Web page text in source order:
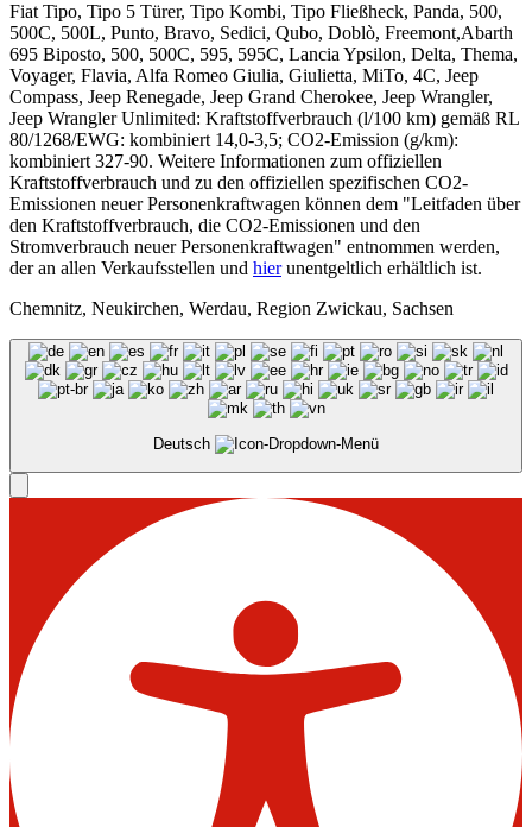
Fiat Tipo, Tipo 5 Türer, Tipo Kombi, Tipo Fließheck, Panda, 500,
500C, 500L, Punto, Bravo, Sedici, Qubo, Doblò, Freemont,Abarth
695 Biposto, 500, 500C, 595, 595C, Lancia Ypsilon, Delta, Thema,
Voyager, Flavia, Alfa Romeo Giulia, Giulietta, MiTo, 4C, Jeep
Compass, Jeep Renegade, Jeep Grand Cherokee, Jeep Wrangler,
Jeep Wrangler Unlimited: Kraftstoffverbrauch (l/100 km) gemäß RL
80/1268/EWG: kombiniert 14,0-3,5; CO2-Emission (g/km):
kombiniert 327-90. Weitere Informationen zum offiziellen
Kraftstoffverbrauch und zu den offiziellen spezifischen CO2-
Emissionen neuer Personenkraftwagen können dem "Leitfaden über
den Kraftstoffverbrauch, die CO2-Emissionen und den
Stromverbrauch neuer Personenkraftwagen" entnommen werden,
der an allen Verkaufsstellen und hierunentgeltlich erhältlich ist.
Chemnitz, Neukirchen, Werdau, Region Zwickau, Sachsen
Deutsch